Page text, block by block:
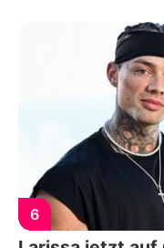
6